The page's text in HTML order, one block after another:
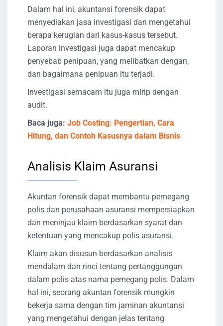
Dalam hal ini, akuntansi forensik dapat
menyediakan jasa investigasi dan mengetahui
berapa kerugian dari kasus-kasus tersebut.
Laporan investigasi juga dapat mencakup
penyebab penipuan, yang melibatkan dengan,
dan bagaimana penipuan itu terjadi.
Investigasi semacam itu juga mirip dengan
audit.
Baca juga: Job Costing: Pengertian, Cara
Hitung, dan Contoh Kasusnya dalam Bisnis
Analisis Klaim Asuransi
Akuntan forensik dapat membantu pemegang
polis dan perusahaan asuransi mempersiapkan
dan meninjau klaim berdasarkan syarat dan
ketentuan yang mencakup polis asuransi.
Klaim akan disusun berdasarkan analisis
mendalam dan rinci tentang pertanggungan
dalam polis atas nama pemegang polis. Dalam
hal ini, seorang akuntan forensik mungkin
bekerja sama dengan tim jaminan akuntansi
yang mengetahui dengan jelas tentang